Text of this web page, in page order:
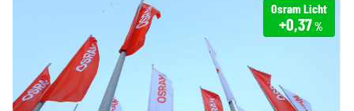
Osram Licht
+0,37 %